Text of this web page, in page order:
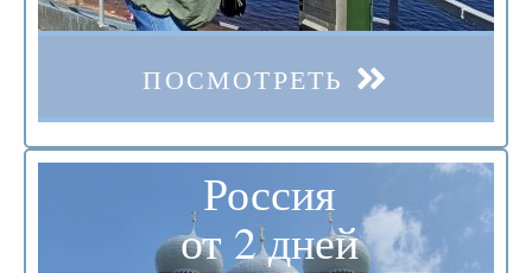
ПОСМОТРЕТЬ
Россия
от 2 дней